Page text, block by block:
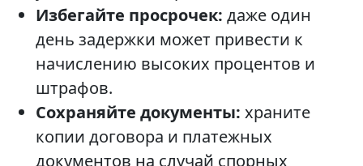
Избегайте просрочек: даже один
день задержки может привести к
начислению высоких процентов и
штрафов.
Сохраняйте документы: храните
копии договора и платежных
документов на случай спорных